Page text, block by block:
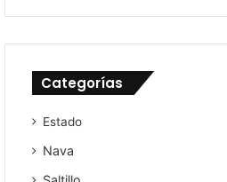
Categorías
Estado
Nava